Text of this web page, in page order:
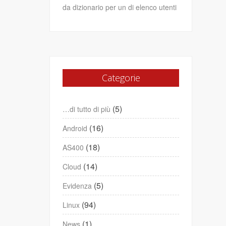
da dizionario per un di elenco utenti
Categorie
…di tutto di più (5)
Android (16)
AS400 (18)
Cloud (14)
Evidenza (5)
Linux (94)